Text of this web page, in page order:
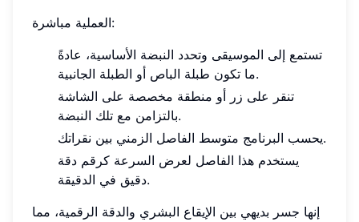
العملية مباشرة:
تستمع إلى الموسيقى وتحدد النبضة الأساسية، عادةً
ما تكون طبلة الباص أو الطبلة الجانبية.
تنقر على زر أو منطقة مخصصة على الشاشة
بالتزامن مع تلك النبضة.
يحسب البرنامج متوسط الفاصل الزمني بين نقراتك.
يستخدم هذا الفاصل لعرض السرعة كرقم دقة
دقيق في الدقيقة.
إنها جسر بديهي بين الإيقاع البشري والدقة الرقمية، مما